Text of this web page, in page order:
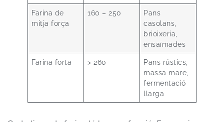
Farina de
mitja força
160 – 250
Pans
casolans,
brioixeria,
ensaïmades
Farina forta > 260
Pans rústics,
massa mare,
fermentació
llarga